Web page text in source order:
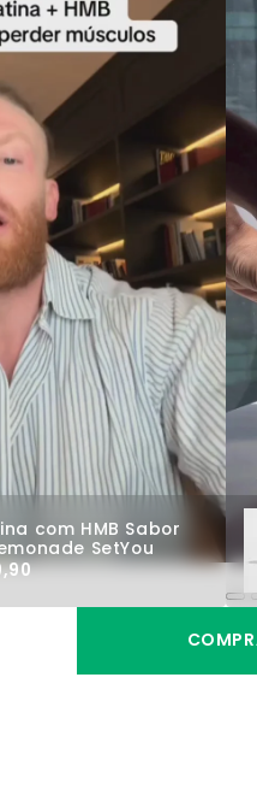
com HMB Sabor
SetYou